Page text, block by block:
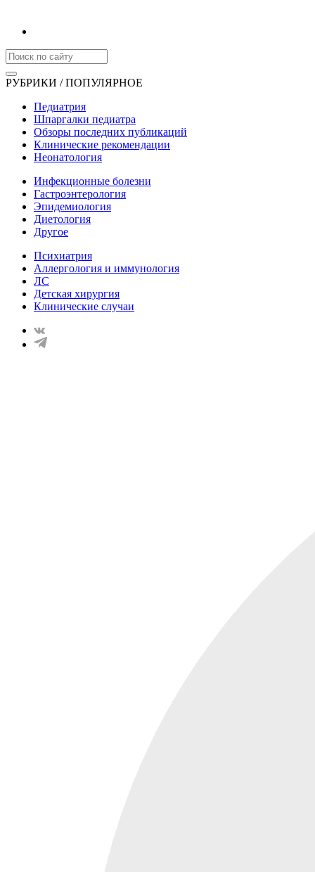
РУБРИКИ / ПОПУЛЯРНОЕ
Педиатрия
Шпаргалки педиатра
Обзоры последних публикаций
Клинические рекомендации
Неонатология
Инфекционные болезни
Гастроэнтерология
Эпидемиология
Диетология
Другое
Психиатрия
Аллергология и иммунология
ЛС
Детская хирургия
Клинические случаи